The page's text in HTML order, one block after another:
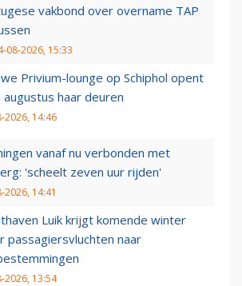
vakbond over overname TAP
08-2026, 15:33
Privium-lounge op Schiphol opent
augustus haar deuren
2026, 14:46
vanaf nu verbonden met
'scheelt zeven uur rijden'
2026, 14:41
Luik krijgt komende winter
passagiersvluchten naar
2026, 13:54